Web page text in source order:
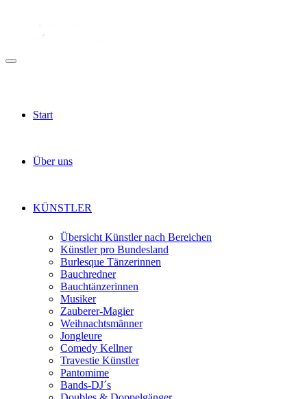
Start
Über uns
KÜNSTLER
Übersicht Künstler nach Bereichen
Künstler pro Bundesland
Burlesque Tänzerinnen
Bauchredner
Bauchtänzerinnen
Musiker
Zauberer-Magier
Weihnachtsmänner
Jongleure
Comedy Kellner
Travestie Künstler
Pantomime
Bands-DJ´s